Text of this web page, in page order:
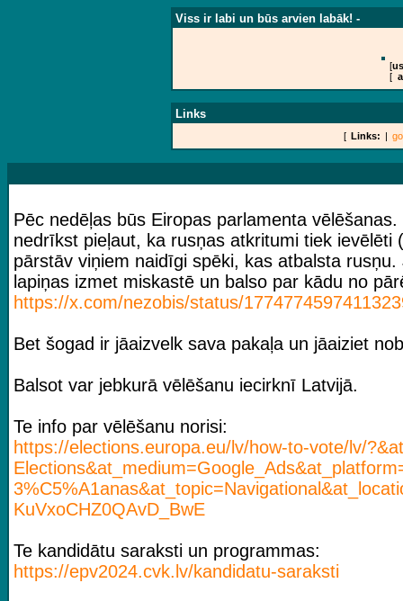
Viss ir labi un būs arvien labāk! -
[
[
Links
[ Links:
Pēc nedēļas būs Eiropas parlamenta
nedrīkst pieļaut, ka rusņas atkritumi tiek
pārstāv viņiem naidīgi spēki, kas atbalsta
lapiņas izmet miskastē un balso par kādu no
https://x.com/nezobis/status/1774774597
Bet šogad ir jāaizvelk sava pakaļa un jāaiziet
Balsot var jebkurā vēlēšanu iecirknī Latvijā.
Te info par vēlēšanu norisi:
https://elections.europa.eu/lv/how-to-vote/lv/
KuVxoCHZ0QAvD_BwE
Te kandidātu saraksti un programmas:
https://epv2024.cvk.lv/kandidatu-saraksti